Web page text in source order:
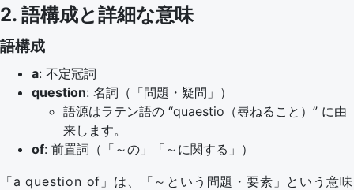
2. 語構成と詳細な意味
語構成
a: 不定冠詞
question: 名詞（「問題・疑問」）
語源はラテン語の “quaestio（尋ねること）” に由
来します。
of: 前置詞（「～の」「～に関する」）
「a question of」は、「～という問題・要素」という意味